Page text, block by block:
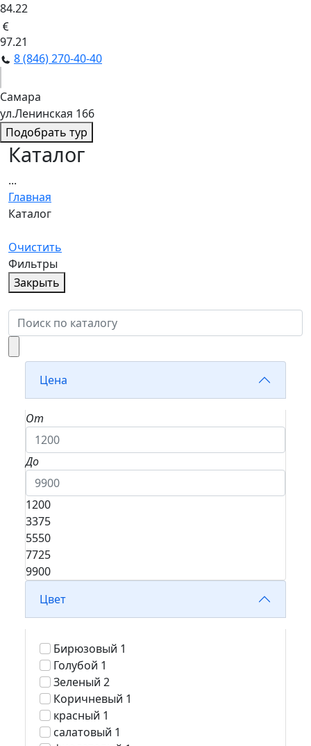
84.22
97.21
8 (846) 270-40-40
Самара
ул.Ленинская 166
Подобрать тур
Каталог
...
Главная
Каталог
Очистить
Фильтры
Закрыть
Цена
От
До
1200
3375
5550
7725
9900
Цвет
Бирюзовый 1
Голубой 1
Зеленый 2
Коричневый 1
красный 1
салатовый 1